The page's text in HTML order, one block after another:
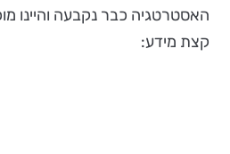
האסטרטגיה כבר נקבעה והיינו
קצת מידע: